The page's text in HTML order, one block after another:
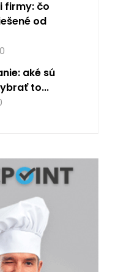
firmy: čo
od
aké sú
to...